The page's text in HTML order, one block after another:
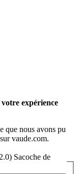
expérience
que nous avons pu
vaude.com.
Sacoche de